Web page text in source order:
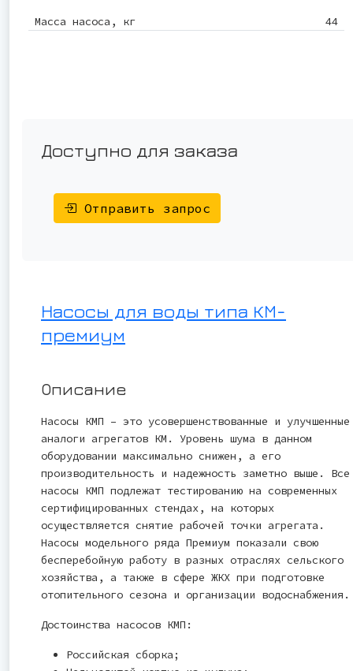
Масса насоса, кг 44
Доступно для заказа
Отправить запрос
Насосы для воды типа КМ-
премиум
Описание
Насосы КМП – это усовершенствованные и улучшенные
аналоги агрегатов КМ. Уровень шума в данном
оборудовании максимально снижен, а его
производительность и надежность заметно выше. Все
насосы КМП подлежат тестированию на современных
сертифицированных стендах, на которых
осуществляется снятие рабочей точки агрегата.
Насосы модельного ряда Премиум показали свою
бесперебойную работу в разных отраслях сельского
хозяйства, а также в сфере ЖКХ при подготовке
отопительного сезона и организации водоснабжения.
Достоинства насосов КМП:
Российская сборка;